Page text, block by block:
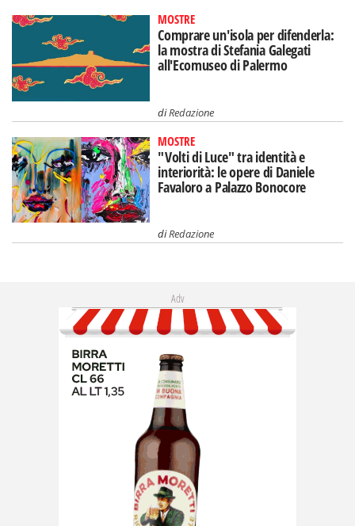
MOSTRE
Comprare un'isola per difenderla:
la mostra di Stefania Galegati
all'Ecomuseo di Palermo
diRedazione
MOSTRE
"Volti di Luce" tra identità e
interiorità: le opere di Daniele
Favaloro a Palazzo Bonocore
diRedazione
Adv